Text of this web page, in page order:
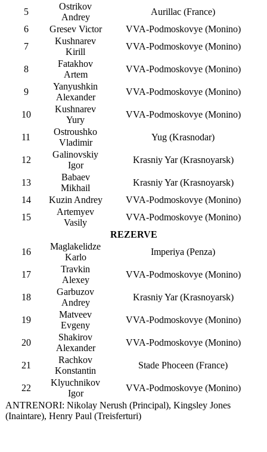
5
Ostrikov
Andrey
Aurillac (France)
6
Gresev Victor
VVA-Podmoskovye (Monino)
7
Kushnarev
Kirill
VVA-Podmoskovye (Monino)
8
Fatakhov
Artem
VVA-Podmoskovye (Monino)
9
Yanyushkin
Alexander
VVA-Podmoskovye (Monino)
10
Kushnarev
Yury
VVA-Podmoskovye (Monino)
11
Ostroushko
Vladimir
Yug (Krasnodar)
12
Galinovskiy
Igor
Krasniy Yar (Krasnoyarsk)
13
Babaev
Mikhail
Krasniy Yar (Krasnoyarsk)
14
Kuzin Andrey
VVA-Podmoskovye (Monino)
15
Artemyev
Vasily
VVA-Podmoskovye (Monino)
REZERVE
16
Maglakelidze
Karlo
Imperiya (Penza)
17
Travkin
Alexey
VVA-Podmoskovye (Monino)
18
Garbuzov
Andrey
Krasniy Yar (Krasnoyarsk)
19
Matveev
Evgeny
VVA-Podmoskovye (Monino)
20
Shakirov
Alexander
VVA-Podmoskovye (Monino)
21
Rachkov
Konstantin
Stade Phoceen (France)
22
Klyuchnikov
Igor
VVA-Podmoskovye (Monino)
ANTRENORI: Nikolay Nerush (Principal), Kingsley Jones
(Inaintare), Henry Paul (Treisferturi)